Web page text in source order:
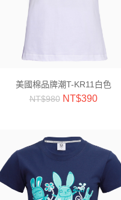
美國棉品牌潮T-KR11白色
NT$980 NT$390